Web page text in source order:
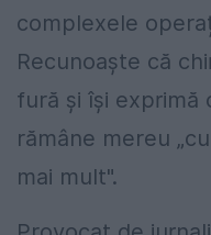
complexele
Recunoaște că
fură și își exprimă
rămâne mereu
mai mult".